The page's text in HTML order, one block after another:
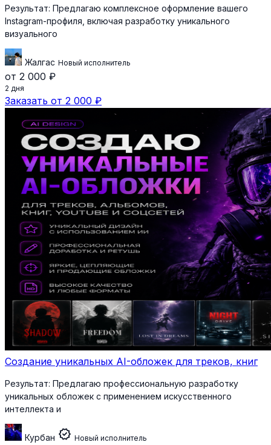
Результат: Предлагаю комплексное оформление вашего
Instagram-профиля, включая разработку уникального
визуального
Жалгас Новый исполнитель
от 2 000 ₽
2 дня
Заказать от 2 000 ₽
Создание уникальных AI-обложек для треков, книг
Результат: Предлагаю профессиональную разработку
уникальных обложек с применением искусственного
интеллекта и
Курбан verified Новый исполнитель